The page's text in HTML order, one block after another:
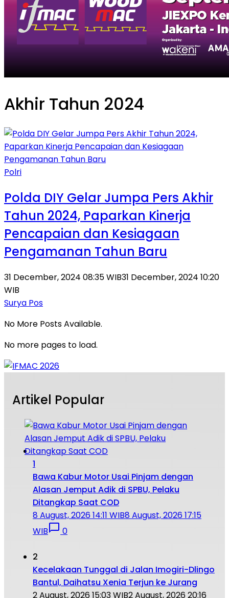
Akhir Tahun 2024
Polri
Polda DIY Gelar Jumpa Pers Akhir
Tahun 2024, Paparkan Kinerja
Pencapaian dan Kesiagaan
Pengamanan Tahun Baru
31 December, 2024 08:35 WIB31 December, 2024 10:20
WIB
Surya Pos
No More Posts Available.
No more pages to load.
Artikel Popular
1
Bawa Kabur Motor Usai Pinjam dengan
Alasan Jemput Adik di SPBU, Pelaku
Ditangkap Saat COD
8 August, 2026 14:11 WIB8 August, 2026 17:15
WIB
0
2
Kecelakaan Tunggal di Jalan Imogiri-Dlingo
Bantul, Daihatsu Xenia Terjun ke Jurang
2 August, 2026 15:03 WIB2 August, 2026 20:16